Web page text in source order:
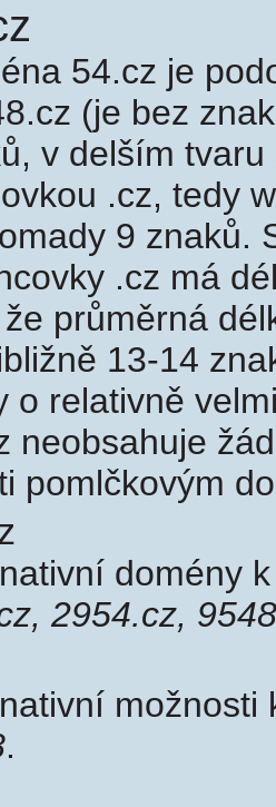
54.cz je
(je bez
v delším
.cz, tedy
9 znaků.
.cz má
průměrná
13-14
o relativně
neobsahuje
pomlčkovým
domény
2954.cz,
možnosti
.